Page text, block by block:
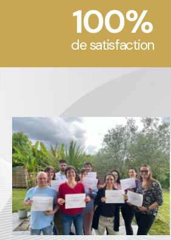
100%
de satisfaction